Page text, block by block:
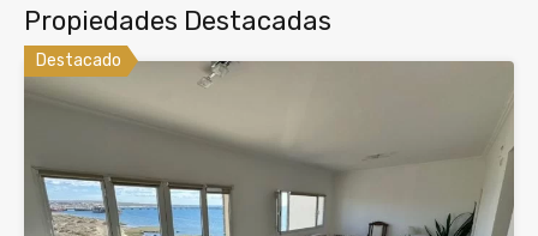
Propiedades Destacadas
Destacado